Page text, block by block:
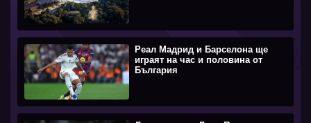
Реал Мадрид и Барселона ще
играят на час и половина от
България